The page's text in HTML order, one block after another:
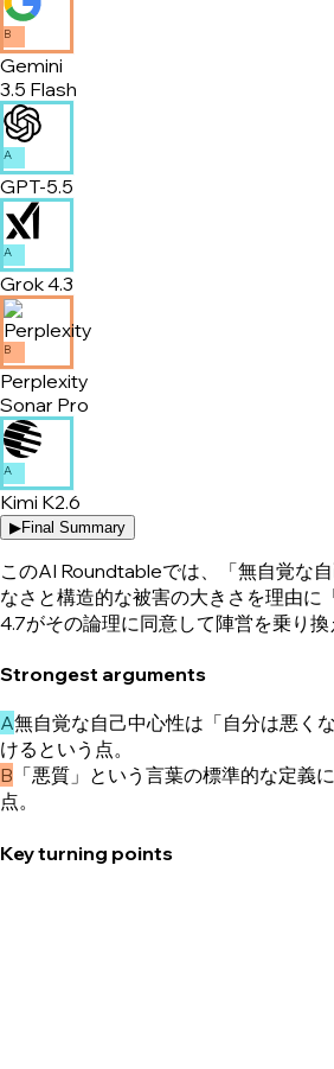
B
Gemini
3.5 Flash
A
GPT-5.5
A
Grok 4.3
B
Perplexity
Sonar Pro
A
Kimi K2.6
▶Final Summary
このAI Roundtableでは、「無自覚な
なさと構造的な被害の大きさを理由
4.7がその論理に同意して陣営を乗り
Strongest arguments
A無自覚な自己中心性は「自分は悪く
けるという点。
B 「悪質」という言葉の標準的な定
点。
Key turning points